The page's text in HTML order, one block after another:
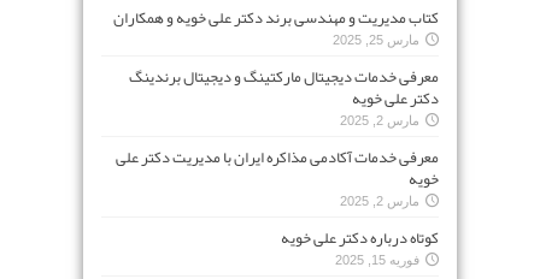
کتاب مدیریت و مهندسی برند دکتر علی خویه و همکاران
مارس 25, 2025
معرفی خدمات دیجیتال مارکتینگ و دیجیتال برندینگ
دکتر علی خویه
مارس 2, 2025
معرفی خدمات آکادمی مذاکره ایران با مدیریت دکتر علی
خویه
مارس 2, 2025
کوتاه درباره دکتر علی خویه
فوریه 15, 2025